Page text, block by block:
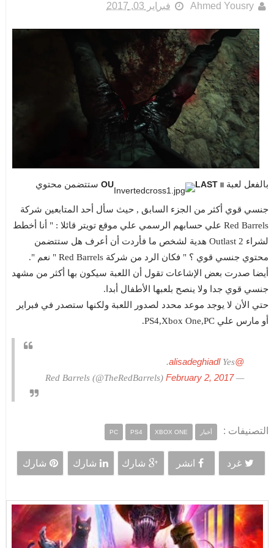
Ahmed Yousry فبراير 03, 2017
بالفعل لعبة OU LASTII ستتضمن محتوي
جنسي قوي أكثر من الجزء السابق , حيث سأل أحد المتابعين شركة
Red Barrels علي حسابهم الرسمي علي موقع تويتر قائلا : " أنا أخطط
لشراء Outlast 2 هدية لشخص ما فأردت أن أعرف هل ستتضمن
محتوي جنسي قوي ؟ " فكان الرد من شركة Red Barrels " نعم ".
أيضا صدرت بعض الإشاعات تقول أن اللعبة سيكون بها أكثر من مشهد
جنسي قوي جدا ولا ينصح بلعبها الأطفال أبدا.
حتي الأن لا يوجد موعد محدد لصدور اللعبة ولكنها ستصدر في فبراير
أو مارس علي PS4,Xbox One,PC.
@alisadeghiadl
Yes.
— Red Barrels (@TheRedBarrels)
February 2, 2017
التصنيفات : أخبار PC PS4 XBOX ONE
غرد انشر شارك شارك شارك